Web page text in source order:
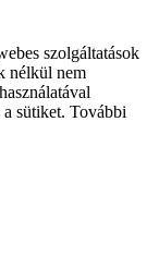
szolgáltatások
nélkül nem
sütiket. További